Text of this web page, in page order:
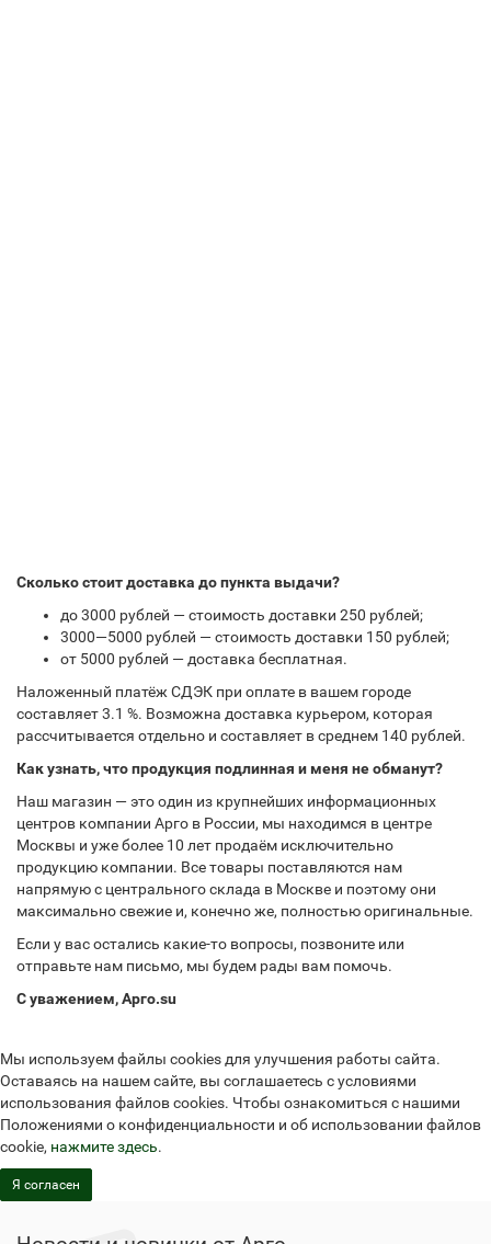
Сколько стоит доставка до пункта выдачи?
до 3000 рублей — стоимость доставки 250 рублей;
3000—5000 рублей — стоимость доставки 150 рублей;
от 5000 рублей — доставка бесплатная.
Наложенный платёж СДЭК при оплате в вашем городе
составляет 3.1 %. Возможна доставка курьером, которая
рассчитывается отдельно и составляет в среднем 140 рублей.
Как узнать, что продукция подлинная и меня не обманут?
Наш магазин — это один из крупнейших информационных
центров компании Арго в России, мы находимся в центре
Москвы и уже более 10 лет продаём исключительно
продукцию компании. Все товары поставляются нам
напрямую с центрального склада в Москве и поэтому они
максимально свежие и, конечно же, полностью оригинальные.
Если у вас остались какие-то вопросы, позвоните или
отправьте нам письмо, мы будем рады вам помочь.
С уважением, Арго.su
Мы используем файлы cookies для улучшения работы сайта.
Оставаясь на нашем сайте, вы соглашаетесь с условиями
использования файлов cookies. Чтобы ознакомиться с нашими
Положениями о конфиденциальности и об использовании файлов
cookie, нажмите здесь.
Я согласен